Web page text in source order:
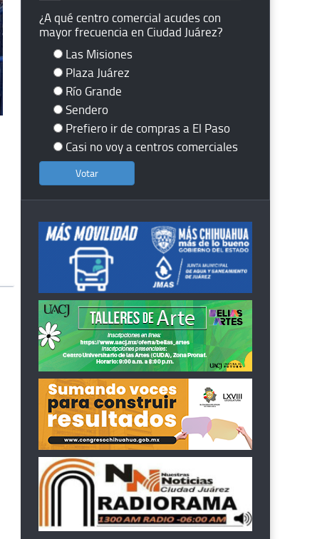
¿A qué centro comercial acudes con
mayor frecuencia en Ciudad Juárez?
Las Misiones
Plaza Juárez
Río Grande
Sendero
Prefiero ir de compras a El Paso
Casi no voy a centros comerciales